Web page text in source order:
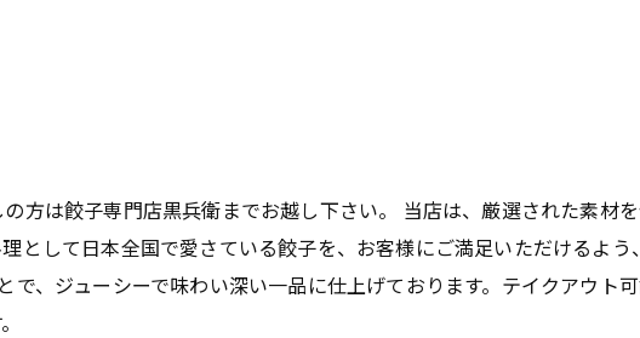
方は餃子専門店黒兵衛までお越し下さい。 当店は、厳選された素材
として日本全国で愛さている餃子を、お客様にご満足いただけるよ
で、ジューシーで味わい深い一品に仕上げております。テイクアウト